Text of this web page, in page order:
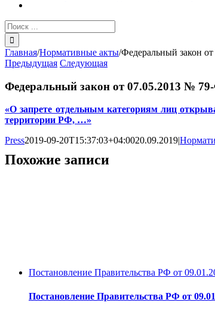
Результат
поиска:
Главная/Нормативные акты/Федеральный закон
Предыдущая Следующая
Федеральный закон от 07.05.2013 №
«О запрете отдельным категориям лиц
территории РФ, …»
Press2019-09-20T15:37:03+04:0020.09.2019|
Похожие записи
Постановление Правительства РФ от
Постановление Правительства РФ от